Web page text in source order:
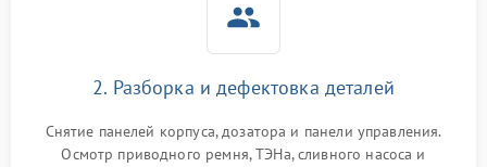
2. Разборка и дефектовка деталей
Снятие панелей корпуса, дозатора и панели управления.
Осмотр приводного ремня, ТЭНа, сливного насоса и